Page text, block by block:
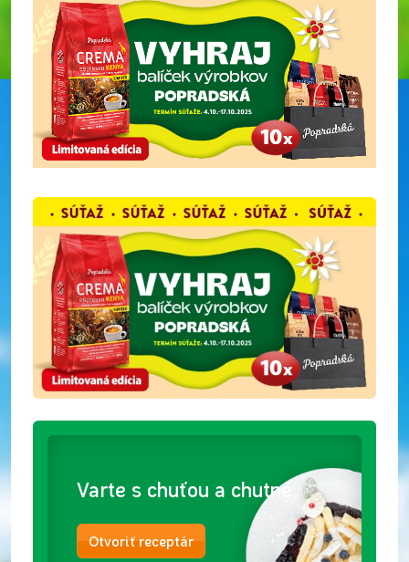
Varte s chuťou a chutne
Otvoriť receptár